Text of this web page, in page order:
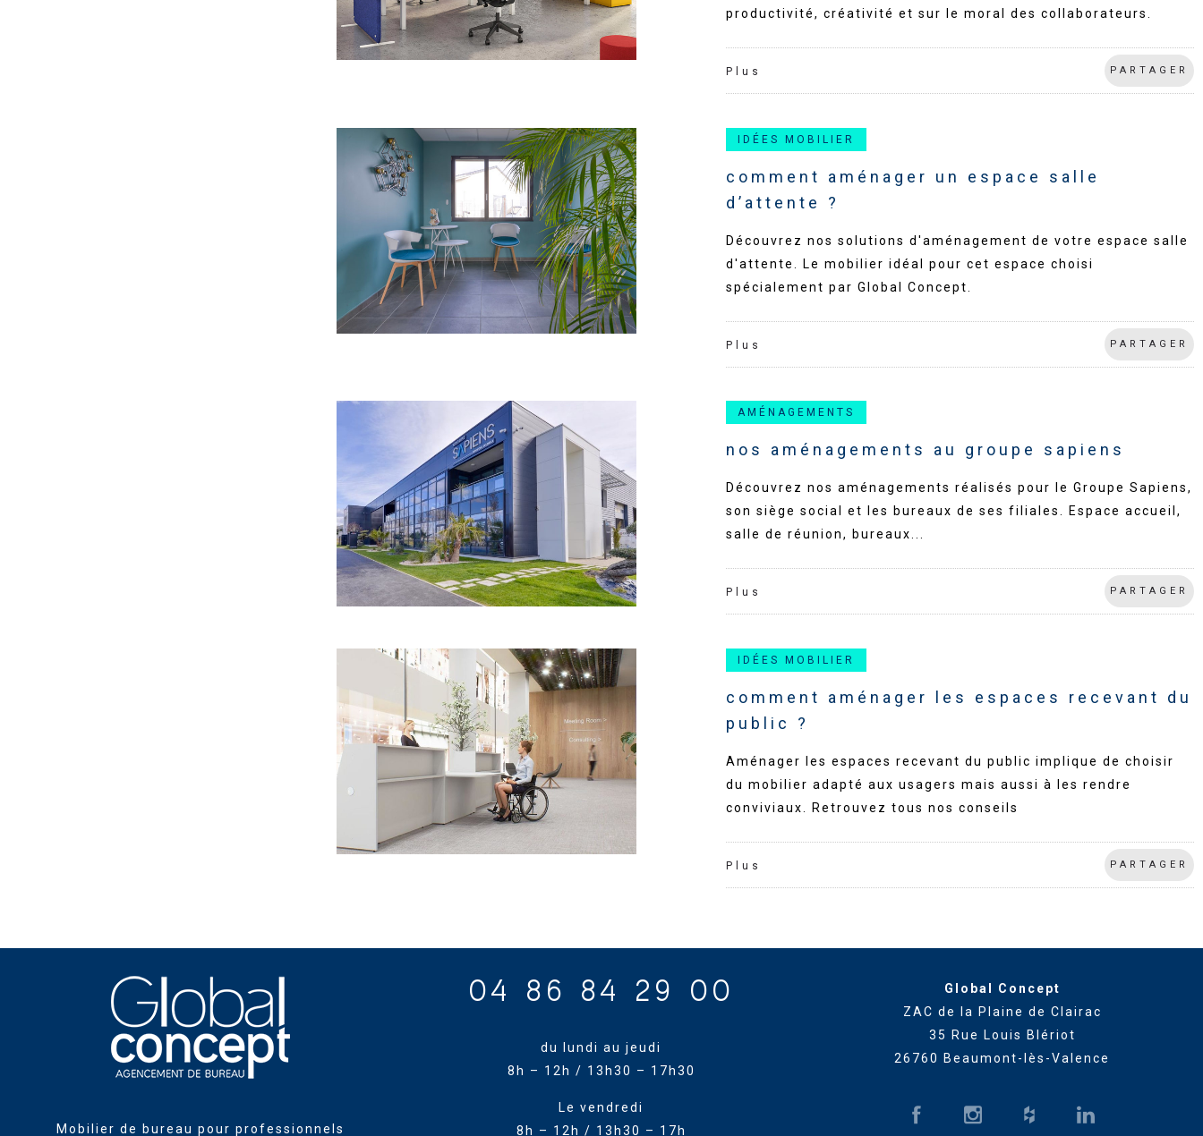
productivité, créativité et sur le moral des collaborateurs.
Plus PARTAGER
IDÉES MOBILIER
comment aménager un espace salle
d’attente ?
Découvrez nos solutions d'aménagement de votre espace salle
d'attente. Le mobilier idéal pour cet espace choisi
spécialement par Global Concept.
Plus PARTAGER
AMÉNAGEMENTS
nos aménagements au groupe sapiens
Découvrez nos aménagements réalisés pour le Groupe Sapiens,
son siège social et les bureaux de ses filiales. Espace accueil,
salle de réunion, bureaux...
Plus PARTAGER
IDÉES MOBILIER
comment aménager les espaces recevant du
public ?
Aménager les espaces recevant du public implique de choisir
du mobilier adapté aux usagers mais aussi à les rendre
conviviaux. Retrouvez tous nos conseils
Plus PARTAGER
Mobilier de bureau pour professionnels
04 86 84 29 00
du lundi au jeudi
8h – 12h / 13h30 – 17h30
Le vendredi
8h – 12h / 13h30 – 17h
Global Concept
ZAC de la Plaine de Clairac
35 Rue Louis Blériot
26760 Beaumont-lès-Valence